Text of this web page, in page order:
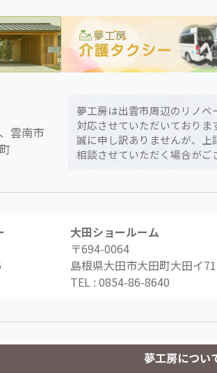
雲南市
夢工房は出雲市周辺のリノ
対応させていただいておりま
誠に申し訳ありませんが、
相談させていただく場合がご
大田ショールーム
〒694-0064
島根県大田市大田町大田イ
TEL : 0854-86-8640
夢工房につい